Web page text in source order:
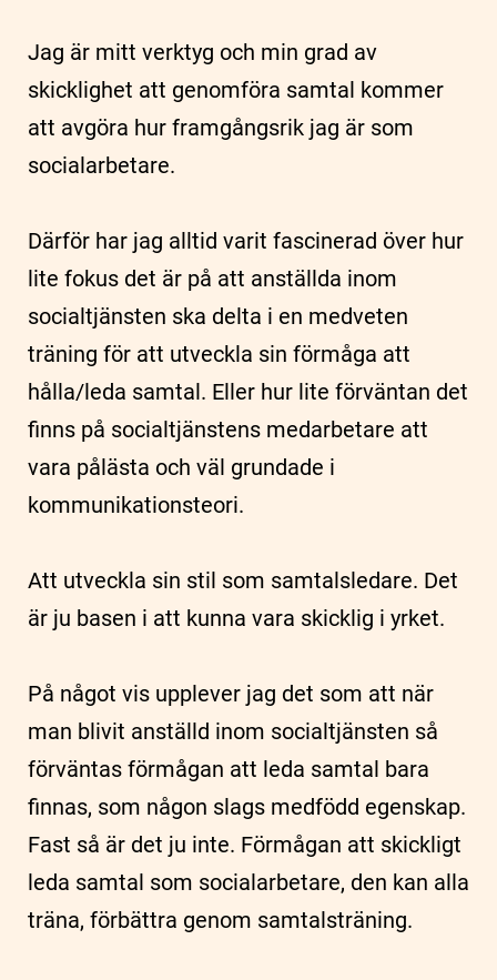
Jag är mitt verktyg och min grad av
skicklighet att genomföra samtal kommer
att avgöra hur framgångsrik jag är som
socialarbetare.
Därför har jag alltid varit fascinerad över hur
lite fokus det är på att anställda inom
socialtjänsten ska delta i en medveten
träning för att utveckla sin förmåga att
hålla/leda samtal. Eller hur lite förväntan det
finns på socialtjänstens medarbetare att
vara pålästa och väl grundade i
kommunikationsteori.
Att utveckla sin stil som samtalsledare. Det
är ju basen i att kunna vara skicklig i yrket.
På något vis upplever jag det som att när
man blivit anställd inom socialtjänsten så
förväntas förmågan att leda samtal bara
finnas, som någon slags medfödd egenskap.
Fast så är det ju inte. Förmågan att skickligt
leda samtal som socialarbetare, den kan alla
träna, förbättra genom samtalsträning.